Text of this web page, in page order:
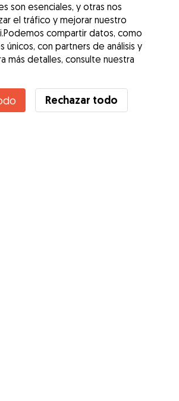
con María Jose
Beneficios de Gudog? Ver más
son esenciales, y otras nos
el tráfico y mejorar nuestro
compartir datos, como
únicos, con partners de análisis y
más detalles, consulte nuestra
Rechazar todo